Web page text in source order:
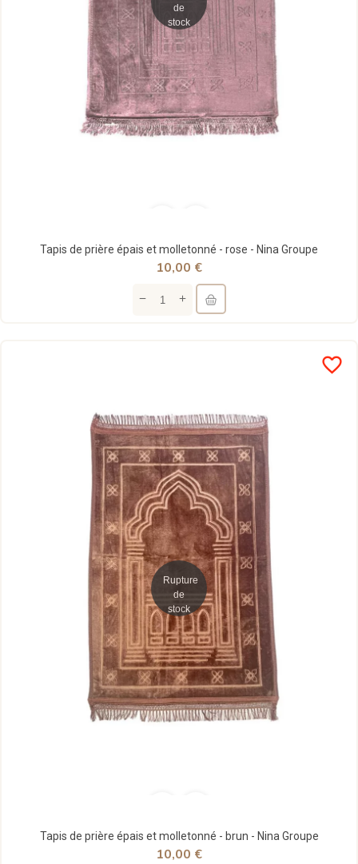
de
stock
Tapis de prière épais et molletonné - rose - Nina Groupe
10,00 €
favorite_border
Rupture
de
stock
Tapis de prière épais et molletonné - brun - Nina Groupe
10,00 €